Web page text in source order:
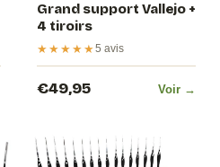
Grand support Vallejo +
4 tiroirs
★★★★★5 avis
€49,95 Voir →